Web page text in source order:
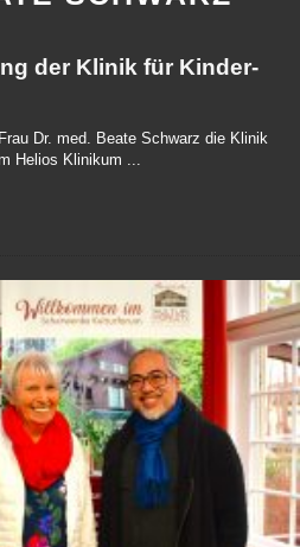
der Klinik für Kinder-
Dr. med. Beate Schwarz die Klinik
Helios Klinikum ...